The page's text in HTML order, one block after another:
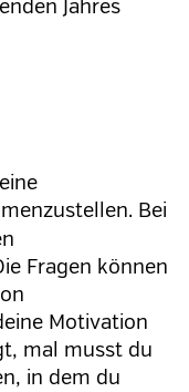
Jahres
Bei
Fragen können
Motivation
mal musst du
in dem du